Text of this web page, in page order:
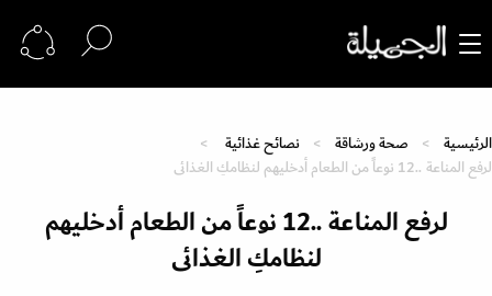
الرئيسية صحة ورشاقة
نصائح غذائية
لرفع المناعة ..12 نوعاً من الطعام أدخليهم لنظامكِ الغذائى
لرفع المناعة ..12 نوعاً من الطعام أدخليهم
لنظامكِ الغذائى